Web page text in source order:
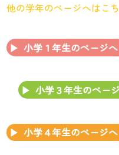
他の学年のページへはこ
小学１年生のページへ
小学３年生のペー
小学４年生のページへ